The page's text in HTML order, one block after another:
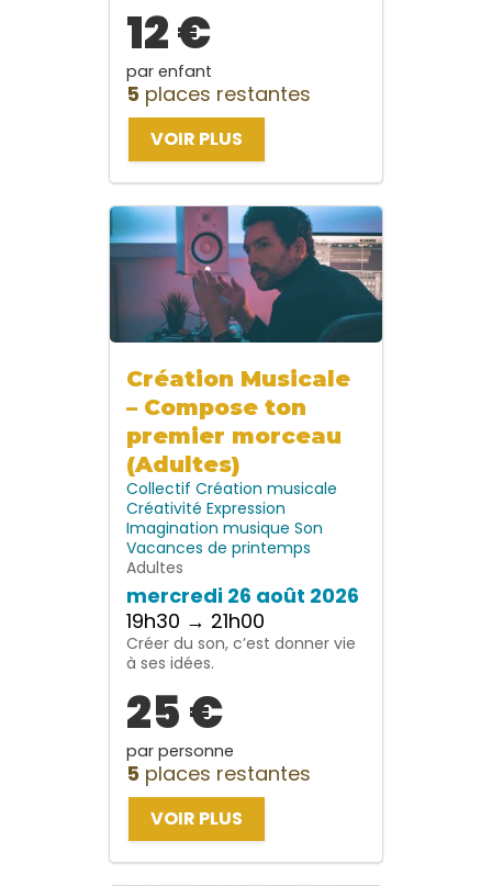
12 €
par enfant
5 places restantes
VOIR PLUS
Création Musicale
– Compose ton
premier morceau
(Adultes)
Collectif Création musicale
Créativité Expression
Imagination musique Son
Vacances de printemps
Adultes
mercredi 26 août 2026
19h30 → 21h00
Créer du son, c’est donner vie
à ses idées.
25 €
par personne
5 places restantes
VOIR PLUS